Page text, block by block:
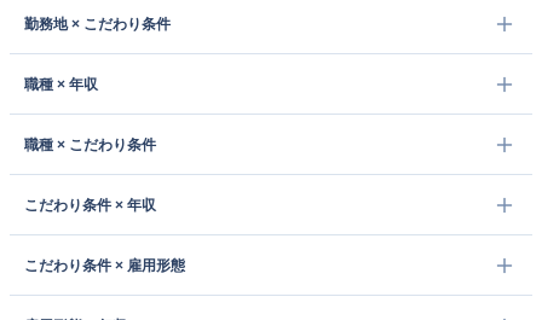
勤務地 × こだわり条件
職種 × 年収
職種 × こだわり条件
こだわり条件 × 年収
こだわり条件 × 雇用形態